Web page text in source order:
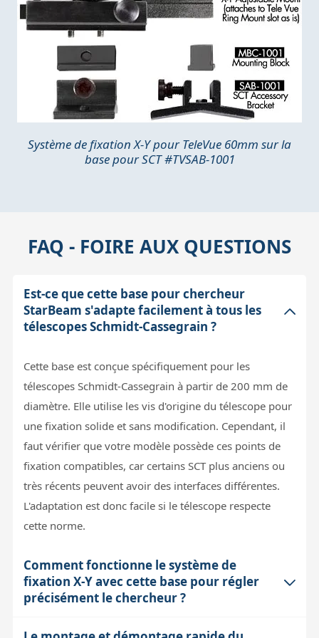
Système de fixation X-Y pour TeleVue 60mm sur la
base pour SCT #TVSAB-1001
FAQ - FOIRE AUX QUESTIONS
Est-ce que cette base pour chercheur
StarBeam s'adapte facilement à tous les
télescopes Schmidt-Cassegrain ?
Cette base est conçue spécifiquement pour les
télescopes Schmidt-Cassegrain à partir de 200 mm de
diamètre. Elle utilise les vis d'origine du télescope pour
une fixation solide et sans modification. Cependant, il
faut vérifier que votre modèle possède ces points de
fixation compatibles, car certains SCT plus anciens ou
très récents peuvent avoir des interfaces différentes.
L'adaptation est donc facile si le télescope respecte
cette norme.
Comment fonctionne le système de
fixation X-Y avec cette base pour régler
précisément le chercheur ?